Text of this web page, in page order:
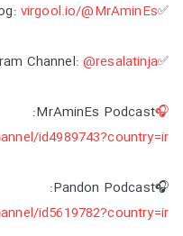
✅Blog:
virgool.io/@MrAminEs
✅Telegram Channel:
@resalatinja
🎧
MrAminEs Podcast:
id4989743?country=ir
🎧Pandon Podcast:
id5619782?country=ir